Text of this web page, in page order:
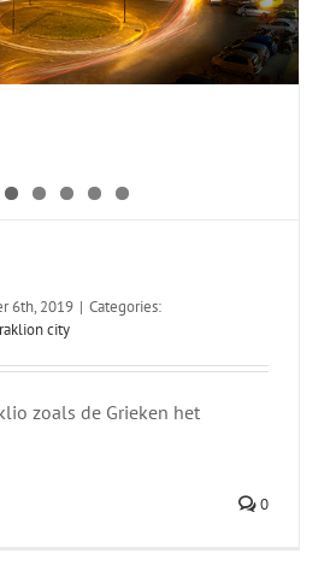
6th, 2019 | Categories:
city
zoals de Grieken het
0
Sfakion
Chania